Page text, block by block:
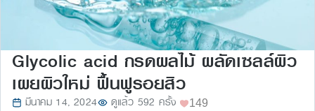
Glycolic acid กรดผลไม้ ผลัดเซลล์ผิว
เผยผิวใหม่ ฟื้นฟูรอยสิว
มีนาคม 14, 2024 ดูแล้ว 592 ครั้ง 149